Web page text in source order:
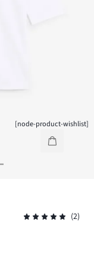
[node-product-wishlist]
(2)